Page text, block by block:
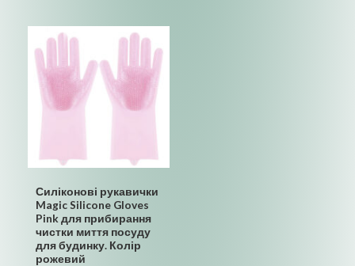
Силіконові рукавички
Magic Silicone Gloves
Pink для прибирання
чистки миття посуду
для будинку. Колір
рожевий